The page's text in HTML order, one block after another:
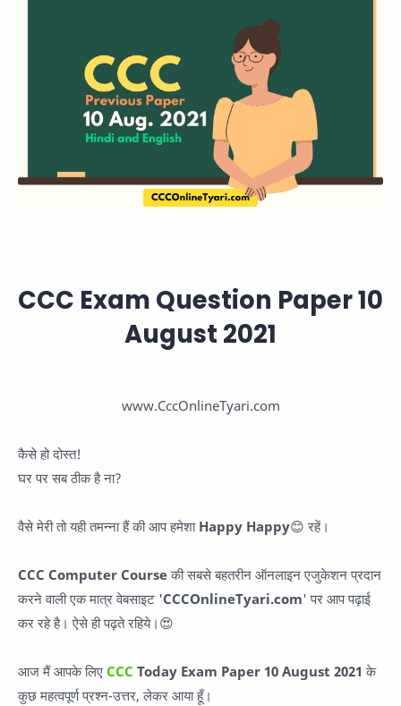
CCC Exam Question Paper 10
August 2021
www.CccOnlineTyari.com
कैसे हो दोस्त!
घर पर सब ठीक है ना?
वैसे मेरी तो यही तमन्ना हैं की आप हमेशा Happy Happy😊 रहें।
CCC Computer Courseकी सबसे बहतरीन ऑनलाइन एजुकेशन प्रदान
करने वाली एक मात्र वेबसाइट 'CCCOnlineTyari.com' पर आप पढ़ाई
कर रहे है। ऐसे ही पढ़ते रहिये।😍
आज मैं आपके लिए CCC Today Exam Paper 10 August 2021 के
कुछ महत्वपूर्ण प्रश्न-उत्तर, लेकर आया हूँ।